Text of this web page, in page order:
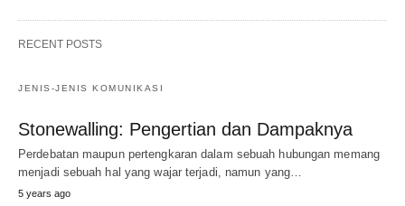
RECENT POSTS
JENIS-JENIS KOMUNIKASI
Stonewalling: Pengertian dan Dampaknya
Perdebatan maupun pertengkaran dalam sebuah hubungan memang
menjadi sebuah hal yang wajar terjadi, namun yang…
5 years ago